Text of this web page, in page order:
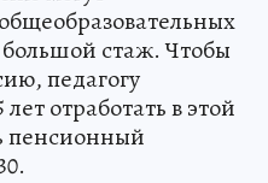
стаж. Чтобы
педагогу
отработать в этой
пенсионный